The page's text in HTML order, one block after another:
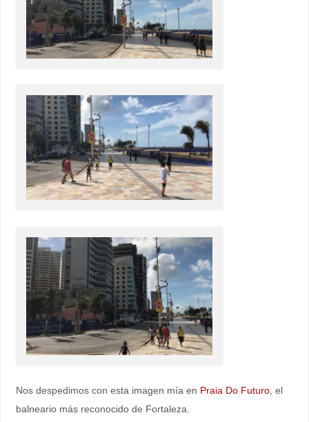
Nos despedimos con esta imagen mía en Praia Do Futuro, el
balneario más reconocido de Fortaleza.